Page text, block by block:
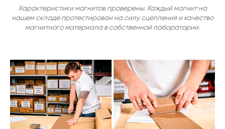
Характеристики магнитов проверены. Каждый магнит на
нашем складе протестирован на силу сцепления и качество
магнитного материала в собственной лаборатории.